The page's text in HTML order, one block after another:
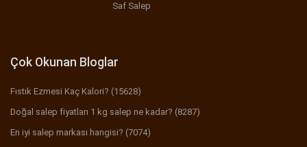
Saf Salep
Çok Okunan Bloglar
Fıstık Ezmesi Kaç Kalori? (15628)
Doğal salep fiyatları 1 kg salep ne kadar? (8287)
En iyi salep markası hangisi? (7074)